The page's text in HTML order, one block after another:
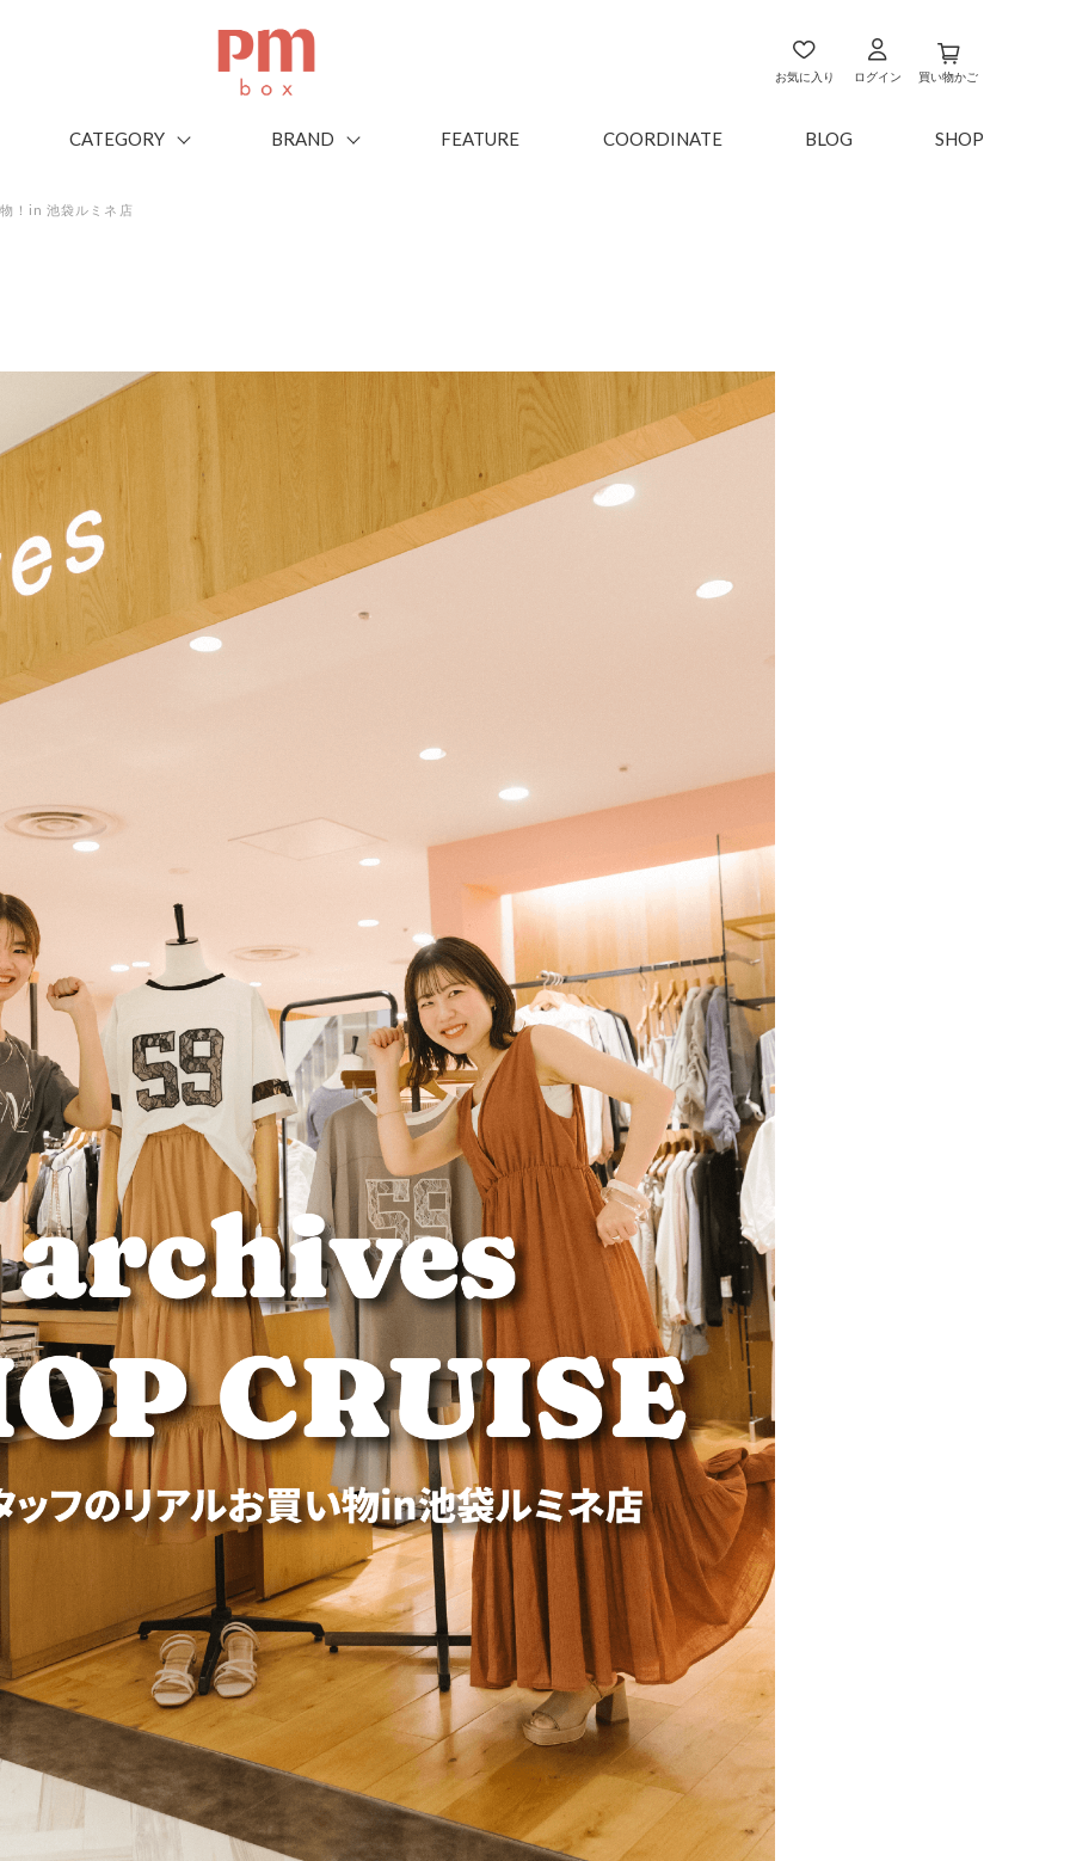
お気に入り ログイン 買い物かご
CATEGORY BRAND FEATURE COORDINATE BLOG SHOP
！in 池袋ルミネ店